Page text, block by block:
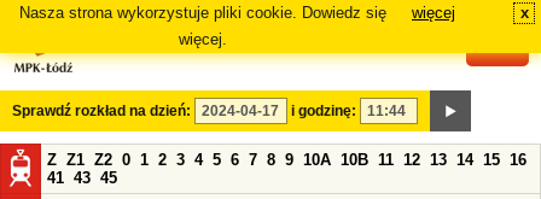
Nasza strona wykorzystuje pliki cookie. Dowiedz się
więcej.
więcej x
Sprawdź rozkład na dzień: i godzinę:
Z Z1 Z2 0 1 2 3 4 5 6 7 8 9 10A 10B 11 12 13 14 15 16
41 43 45